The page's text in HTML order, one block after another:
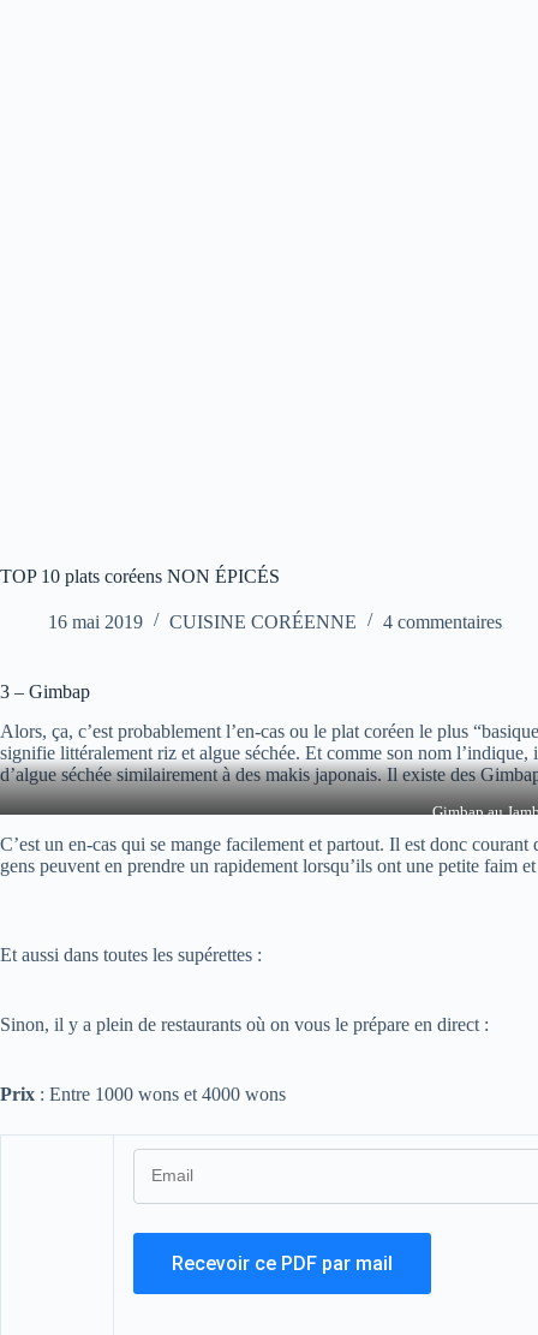
TOP 10 plats coréens NON ÉPICÉS
16 mai 2019 CUISINE CORÉENNE 4 commentaires
3 – Gimbap
Alors, ça, c’est probablement l’en-cas ou le plat coréen le plus
signifie littéralement riz et algue séchée. Et comme son nom
d’algue séchée similairement à des makis japonais. Il existe des
Gimbap au
C’est un en-cas qui se mange facilement et partout. Il est donc
gens peuvent en prendre un rapidement lorsqu’ils ont une petite faim
Et aussi dans toutes les supérettes :
Sinon, il y a plein de restaurants où on vous le prépare en direct :
Prix : Entre 1000 wons et 4000 wons